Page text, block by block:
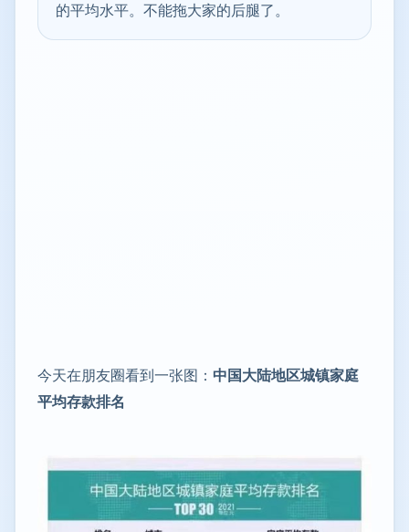
的平均水平。不能拖大家的后腿了。
今天在朋友圈看到一张图： 中国大陆地区城镇家庭
平均存款排名